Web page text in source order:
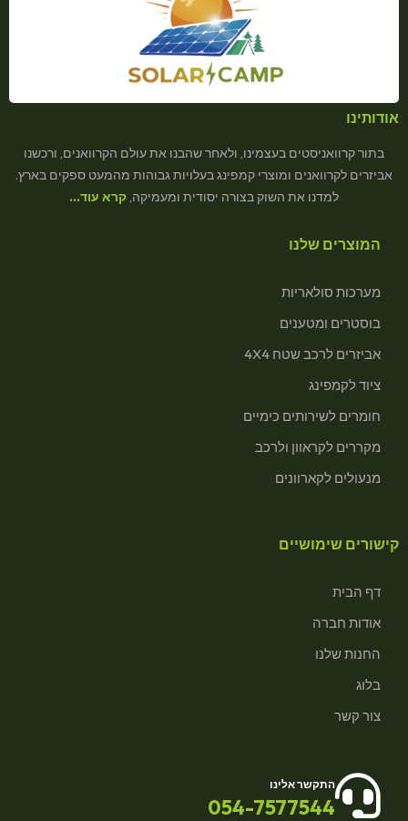
אודותינו
בתור קרוואניסטים בעצמינו, ולאחר שהבנו את עולם הקרוואנים, ורכשנו
אביזרים לקרוואנים ומוצרי קמפינג בעלויות גבוהות מהמעט ספקים בארץ.
למדנו את השוק בצורה יסודית ומעמיקה, קרא עוד…
המוצרים שלנו
מערכות סולאריות
בוסטרים ומטענים
אביזרים לרכב שטח 4X4
ציוד לקמפינג
חומרים לשירותים כימיים
מקררים לקראוון ולרכב
מנעולים לקארוונים
קישורים שימושיים
דף הבית
אודות חברה
החנות שלנו
בלוג
צור קשר
התקשר אלינו
054-7577544